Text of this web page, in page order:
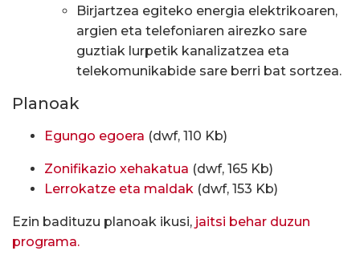
Birjartzea egiteko energia elektrikoaren,
argien eta telefoniaren airezko sare
guztiak lurpetik kanalizatzea eta
telekomunikabide sare berri bat sortzea.
Planoak
Egungo egoera (dwf, 110 Kb)
Zonifikazio xehakatua (dwf, 165 Kb)
Lerrokatze eta maldak (dwf, 153 Kb)
Ezin badituzu planoak ikusi, jaitsi behar duzun
programa.